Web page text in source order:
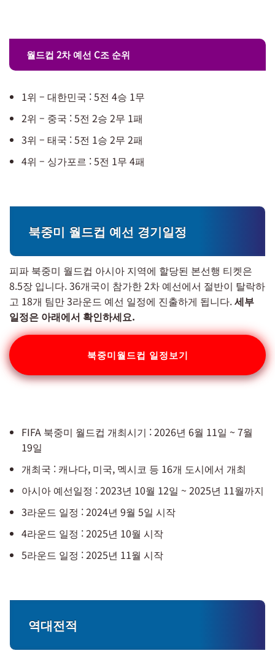
월드컵 2차 예선 C조 순위
1위 – 대한민국 : 5전 4승 1무
2위 – 중국 : 5전 2승 2무 1패
3위 – 태국 : 5전 1승 2무 2패
4위 – 싱가포르 : 5전 1무 4패
북중미 월드컵 예선 경기일정
피파 북중미 월드컵 아시아 지역에 할당된 본선행 티켓은
8.5장 입니다. 36개국이 참가한 2차 예선에서 절반이 탈락하
고 18개 팀만 3라운드 예선 일정에 진출하게 됩니다.세부
일정은 아래에서 확인하세요.
북중미월드컵 일정보기
FIFA 북중미 월드컵 개최시기 : 2026년 6월 11일 ~ 7월
19일
개최국 : 캐나다, 미국, 멕시코 등 16개 도시에서 개최
아시아 예선일정 : 2023년 10월 12일 ~ 2025년 11월까지
3라운드 일정 : 2024년 9월 5일 시작
4라운드 일정 : 2025년 10월 시작
5라운드 일정 : 2025년 11월 시작
역대전적